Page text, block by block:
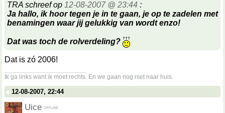
TRA schreef op 12-08-2007 @ 23:44 :
Ja hallo, ik hoor tegen je in te gaan, je op te zadelen met
benamingen waar jij gelukkig van wordt enzo!
Dat was toch de rolverdeling?
Dat is zó 2006!
Ik ga links want ik moet rechts. En we gaan nog niet naar huis.
12-08-2007, 22:44
Uice